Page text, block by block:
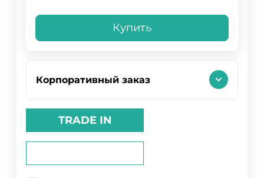
Купить
Корпоративный заказ
TRADE IN